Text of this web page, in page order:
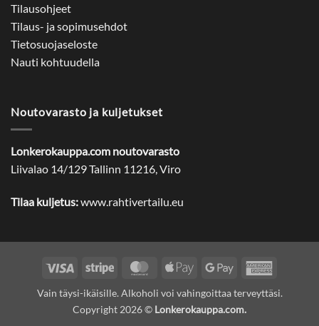
Tilausohjeet
Tilaus- ja sopimusehdot
Tietosuojaseloste
Nauti kohtuudella
Noutovarasto ja kuljetukset
Lonkerokauppa.com noutovarasto
Liivalao 14/129 Tallinn 11216, Viro
Tilaa kuljetus:www.rahtivertailu.eu
Visa Stripe MasterCardApple
Google
Vain täysi-ikäisille. Alkoholi voi vahingoittaa terveyttäsi.
Copyright 2026 © Lonkerokauppa.com.